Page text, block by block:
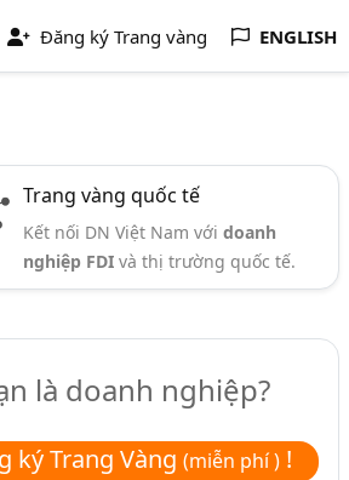
Đăng ký Trang vàng ENGLISH
Trang vàng quốc tế
Kết nối DN Việt Nam vớidoanh
nghiệp FDI và thị trường quốc tế.
là doanh nghiệp?
ký Trang Vàng(miễn phí ) !